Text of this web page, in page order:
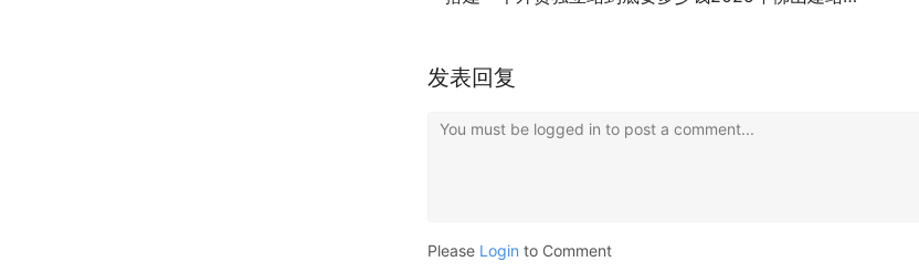
发表回复
You must be logged in to post a comment...
Please Login to Comment